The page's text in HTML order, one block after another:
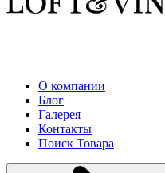
О компании
Блог
Галерея
Контакты
Поиск Товара